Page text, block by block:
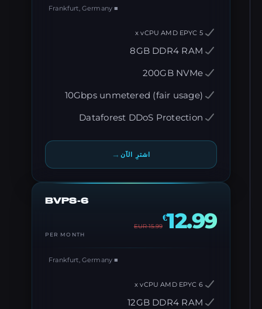
8GB DDR4 RAM
200GB NVMe
10Gbps unmetered (fair usage)
Dataforest DDoS Protection
اشترِ الآن→
BVPS-6
€12.99
15.99
PER MONTH
12GB DDR4 RAM